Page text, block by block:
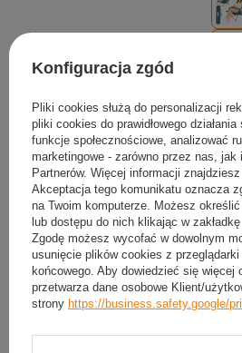
Konfiguracja zgód
Pliki cookies służą do personalizacji
pliki cookies do prawidłowego
funkcje społecznościowe, analizować
marketingowe - zarówno przez nas,
Partnerów. Więcej informacji
Akceptacja tego komunikatu oznacza
na Twoim komputerze. Możesz
lub dostępu do nich klikając w zakładkę
Zgodę możesz wycofać w dowolnym
usunięcie plików cookies z
końcowego. Aby dowiedzieć się więcej
przetwarza dane osobowe Klient/
strony https://business.safety.google/